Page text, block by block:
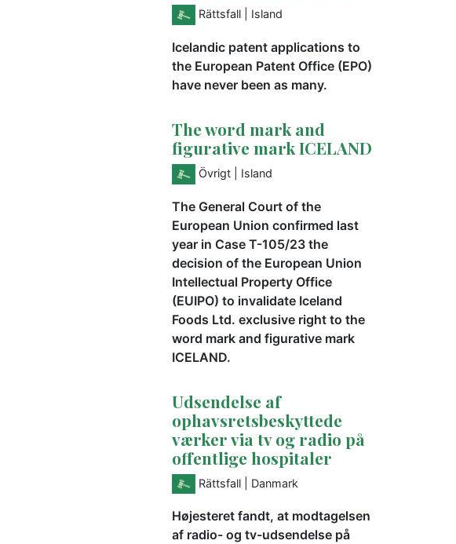
Rättsfall | Island
Icelandic patent applications to
the European Patent Office (EPO)
have never been as many.
The word mark and
figurative mark ICELAND
Övrigt | Island
The General Court of the
European Union confirmed last
year in Case T-105/23 the
decision of the European Union
Intellectual Property Office
(EUIPO) to invalidate Iceland
Foods Ltd. exclusive right to the
word mark and figurative mark
ICELAND.
Udsendelse af
ophavsretsbeskyttede
værker via tv og radio på
offentlige hospitaler
Rättsfall | Danmark
Højesteret fandt, at modtagelsen
af radio- og tv-udsendelse på